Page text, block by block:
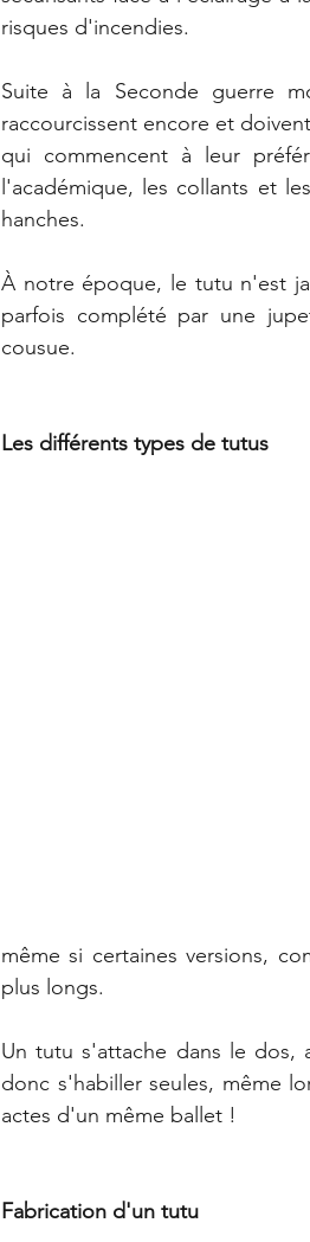
risques d'incendies.
Suite à la Seconde guerre
raccourcissent encore et
qui commencent à leur
l'académique, les collants et
hanches.
À notre époque, le tutu n'est
parfois complété par une
cousue.
Les différents types de tutus
même si certaines versions,
plus longs.
Un tutu s'attache dans le dos,
donc s'habiller seules, même
actes d'un même ballet !
Fabrication d'un tutu